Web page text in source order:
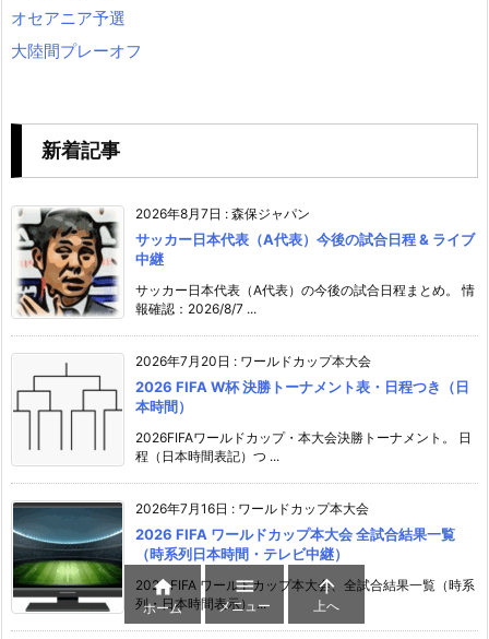
オセアニア予選
大陸間プレーオフ
新着記事
2026年8月7日 : 森保ジャパン
サッカー日本代表（A代表）今後の試合日程 & ライブ
中継
サッカー日本代表（A代表）の今後の試合日程まとめ。 情
報確認：2026/8/7 ...
2026年7月20日 : ワールドカップ本大会
2026 FIFA W杯 決勝トーナメント表・日程つき（日
本時間）
2026FIFAワールドカップ・本大会決勝トーナメント。 日
程（日本時間表記）つ ...
2026年7月16日 : ワールドカップ本大会
2026 FIFA ワールドカップ本大会 全試合結果一覧
（時系列日本時間・テレビ中継）
2026 FIFA ワールドカップ本大会、全試合結果一覧（時系
列・日本時間表示） ...

ホーム

メニュー

上へ